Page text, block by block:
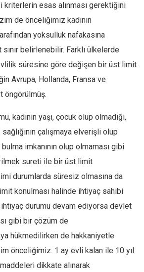
kriterlerin esas alınması gerektiğini
de önceliğimiz kadının
yoksulluk nafakasına
belirlenebilir. Farklı ülkelerde
süresine göre değişen bir üst limit
Avrupa, Hollanda, Fransa ve
öngörülmüş.
kadının yaşı, çocuk olup olmadığı,
çalışmaya elverişli olup
imkanının olup olmaması gibi
sureti ile bir üst limit
durumlarda süresiz olmasına da
konulması halinde ihtiyaç sahibi
ihtiyaç durumu devam ediyorsa devlet
gibi bir çözüm de
hükmedilirken de hakkaniyetle
önceliğimiz. 1 ay evli kalan ile 10 yıl
dikkate alınarak